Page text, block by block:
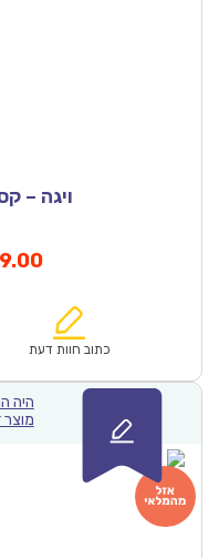
ויגה –
₪113.00.
₪ 79.00
הוא:
כתוב חוות דעת
היה
מוצר זה